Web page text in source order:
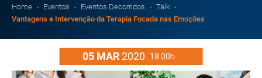
Home Eventos Eventos Decorridos
Talk
Vantagens e Intervenção da Terapia Focada nas Emoções
05 MAR 2020 18:00h